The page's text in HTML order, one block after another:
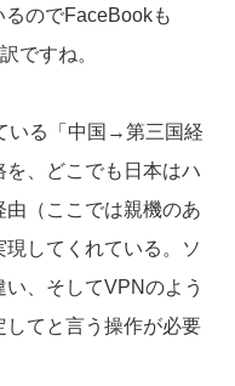
のでFaceBookも
ですね。
いる「中国→第三国経
、どこでも日本はハ
（ここでは親機のあ
してくれている。ソ
、そしてVPNのよう
してと言う操作が必要